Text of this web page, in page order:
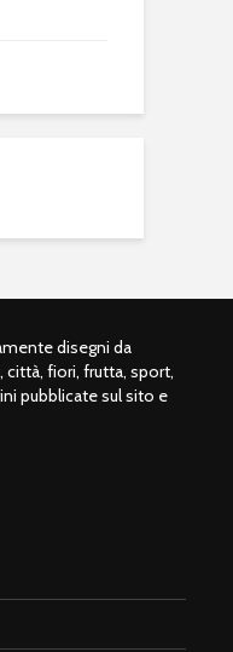
disegni da
città, fiori, frutta, sport,
pubblicate sul sito e